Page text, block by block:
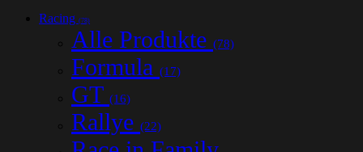
Racing (78)
Alle Produkte (78)
Formula (17)
GT (16)
Rallye (22)